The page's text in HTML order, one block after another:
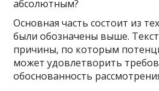
Основная часть состоит из
были обозначены выше.
причины, по которым
может удовлетворить
обоснованность